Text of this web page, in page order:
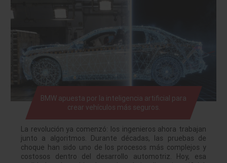
BMW apuesta por la inteligencia artificial para
crear vehículos más seguros.
La revolución ya comenzó: los ingenieros ahora trabajan
junto a algoritmos. Durante décadas, las pruebas de
choque han sido uno de los procesos más complejos y
costosos dentro del desarrollo automotriz. Hoy, esa